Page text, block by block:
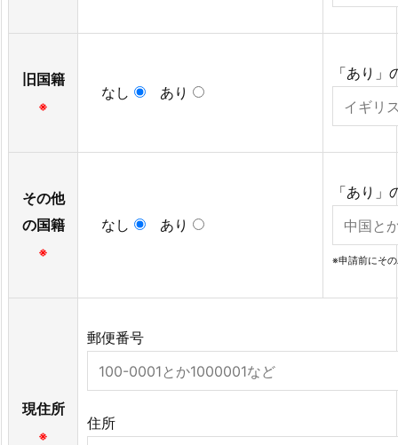
旧国籍
※
なし あり
「あり
その他
の国籍
※
なし あり
「あり
※申請前にそ
現住所
※
郵便番号
住所